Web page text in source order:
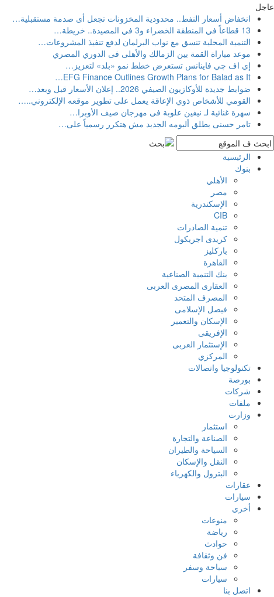
عاجل
انخفاض أسعار النفط.. محدودية المخزونات تجعل أى صدمة مستقبلية…
13 قطاعاً في المنطقة الخضراء و3 في المصيدة.. خريطة
…
التنمية المحلية تنسق مع نواب البرلمان لدفع تنفيذ المشروعات…
موعد مباراة القمة بين الزمالك والأهلى فى الدوري المصري
إي اف چي فاينانس تستعرض خطط نمو «بلد» لتعزيز …
EFG Finance Outlines Growth Plans for Balad as It
…
ضوابط جديدة للأوكازيون الصيفي 2026.. إعلان الأسعار قبل وبعد
…
القومي للأشخاص ذوي الإعاقة يعمل على تطوير موقعه الإلكتروني..…
سهرة غنائية لـ نيفين علوبة فى مهرجان صيف الأوبرا…
تامر حسنى يطلق ألبومه الجديد مش هتكرر رسمياً على…
الرئيسية
بنوك
الأهلي
مصر
الإسكندرية
CIB
تنمية الصادرات
كريدى اجريكول
باركليز
القاهرة
بنك التنمية الصناعية
العقارى المصرى العربى
المصرف المتحد
فيصل الإسلامى
الإسكان والتعمير
الإفريقى
الإستثمار العربى
المركزي
تكنولوجيا واتصالات
بورصة
شركات
ملفات
وزارت
استثمار
الصناعة والتجارة
السياحة والطيران
النقل والإسكان
البترول والكهرباء
عقارات
سيارات
أخري
منوعات
رياضة
حوادث
فن وثقافة
سياحة وسفر
سيارات
اتصل بنا